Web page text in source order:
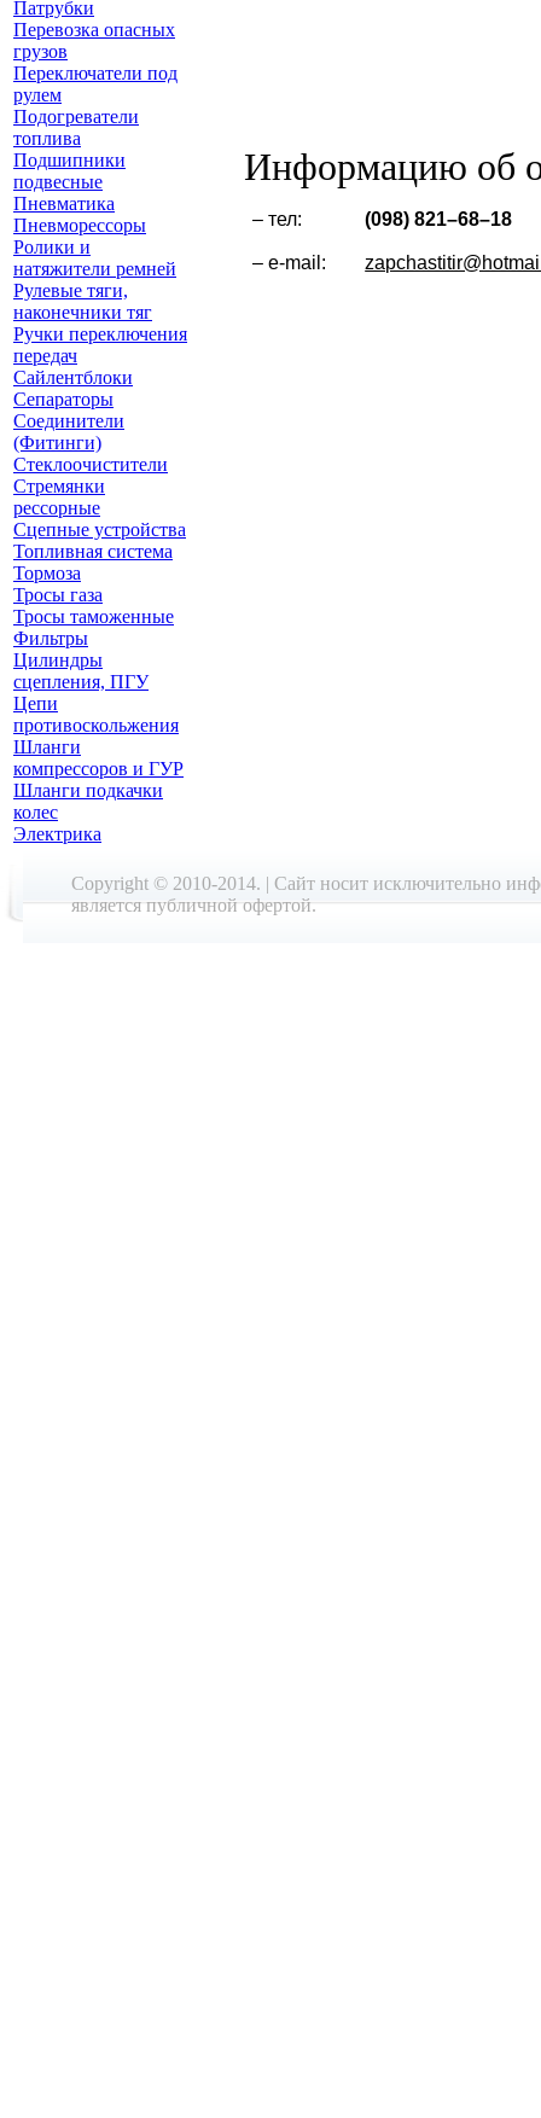
Патрубки
Перевозка опасных
грузов
Переключатели под
рулем
Подогреватели
топлива
Подшипники
подвесные
Пневматика
Пневморессоры
Ролики и
натяжители ремней
Рулевые тяги,
наконечники тяг
Ручки переключения
передач
Сайлентблоки
Сепараторы
Соединители
(Фитинги)
Стеклоочистители
Стремянки
рессорные
Сцепные устройства
Топливная система
Тормоза
Тросы газа
Тросы таможенные
Фильтры
Цилиндры
сцепления, ПГУ
Цепи
противоскольжения
Шланги
компрессоров и ГУР
Шланги подкачки
колес
Электрика
Информацию об
– тел: (098) 821–68–18
– e-mail:
Copyright © 2010-2014. | Cайт носит исключительно
является публичной офертой.